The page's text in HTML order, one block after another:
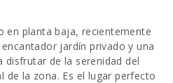
en planta baja, recientemente
jardín privado y una
disfrutar de la serenidad del
de la zona. Es el lugar perfecto